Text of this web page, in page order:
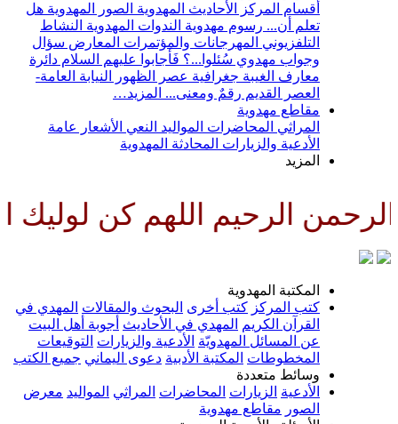
أقسام المركز
الأحاديث المهدوية الصور المهدوية هل
تعلم أن... رسوم مهدوية الندوات المهدوية النشاط
التلفزيوني المهرجانات والمؤتمرات المعارض سؤال
وجواب مهدوي سُئلوا...؟ فَأجابوا عليهم السلام دائرة
معارف الغيبة جغرافية عصر الظهور
النيابة العامة-
العصر القديم رقمٌ ومعنى... المزيد…
مقاطع مهدوية
المراثي المحاضرات المواليد النعي الأشعار
عامة
الأدعية والزيارات المحادثة المهدوية
المزيد
الرحيم اللهم كن لوليك
المكتبة المهدوية
كتب المركز كتب أخرى البحوث والمقالات المهدي في
القرآن الكريم
المهدي في الأحاديث أجوبة أهل البيت
عن المسائل المهدويّة الأدعية والزيارات التوقيعات
المخطوطات المكتبة الأدبية دعوى اليماني جميع الكتب
وسائط متعددة
الأدعية الزيارات المحاضرات المراثي المواليد معرض
الصور مقاطع مهدوية